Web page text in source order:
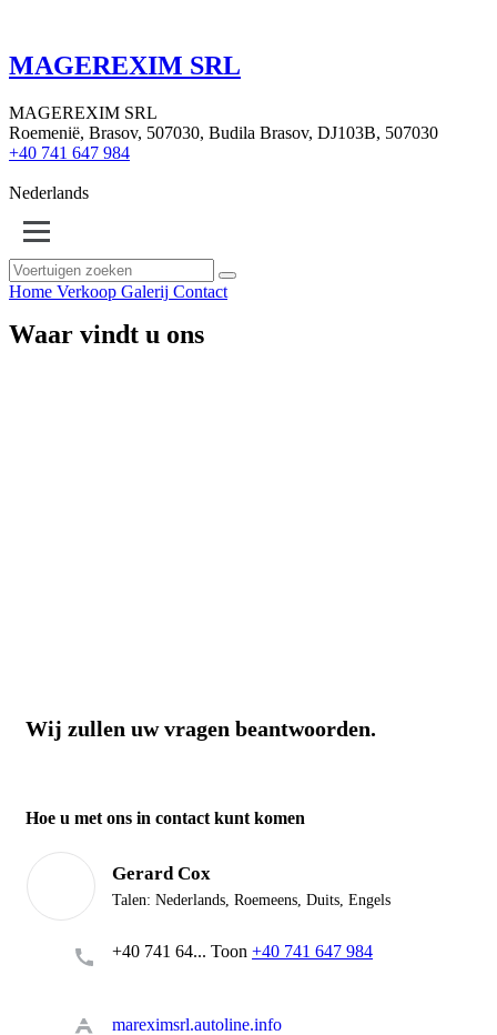
MAGEREXIM SRL
MAGEREXIM SRL
Roemenië, Brasov, 507030, Budila Brasov, DJ103B, 507030
+40 741 647 984
Nederlands
Home Verkoop Galerij Contact
Waar vindt u ons
Wij zullen uw vragen beantwoorden.
Hoe u met ons in contact kunt komen
Gerard Cox
Talen: Nederlands, Roemeens, Duits, Engels
+40 741 64... Toon +40 741 647 984
mareximsrl.autoline.info